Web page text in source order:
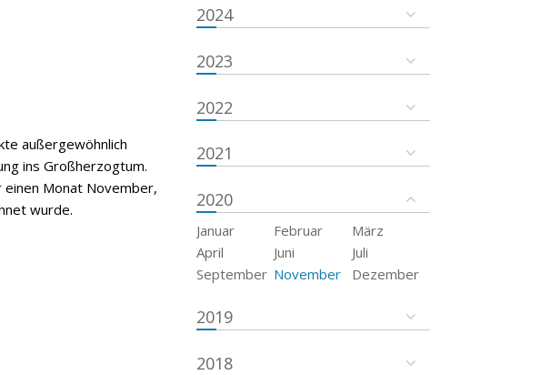
außergewöhnlich
ins Großherzogtum.
Monat November,
wurde.
2024
2023
2022
2021
2020
Januar Februar
März
April
Juni
Juli
September November Dezember
2019
2018